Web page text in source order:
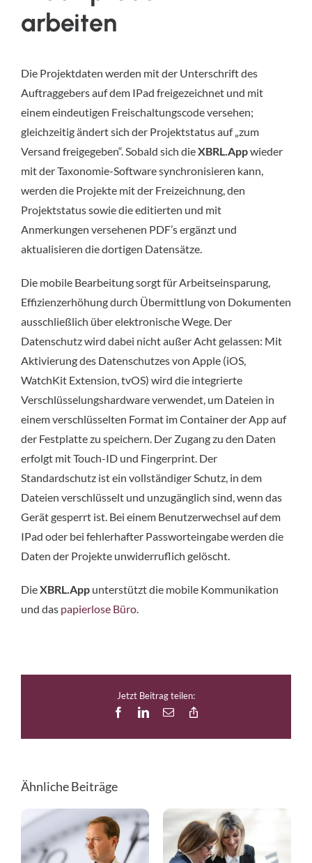
arbeiten
Die Projektdaten werden mit der Unterschrift des
Auftraggebers auf dem IPad freigezeichnet und mit
einem eindeutigen Freischaltungscode versehen;
gleichzeitig ändert sich der Projektstatus auf „zum
Versand freigegeben“. Sobald sich dieXBRL.Appwieder
mit der Taxonomie-Software synchronisieren kann,
werden die Projekte mit der Freizeichnung, den
Projektstatus sowie die editierten und mit
Anmerkungen versehenen PDF’s ergänzt und
aktualisieren die dortigen Datensätze.
Die mobile Bearbeitung sorgt für Arbeitseinsparung,
Effizienzerhöhung durch Übermittlung von Dokumenten
ausschließlich über elektronische Wege. Der
Datenschutz wird dabei nicht außer Acht gelassen: Mit
Aktivierung des Datenschutzes von Apple (iOS,
WatchKit Extension, tvOS) wird die integrierte
Verschlüsselungshardware verwendet, um Dateien in
einem verschlüsselten Format im Container der App auf
der Festplatte zu speichern. Der Zugang zu den Daten
erfolgt mit Touch-ID und Fingerprint. Der
Standardschutz ist ein vollständiger Schutz, in dem
Dateien verschlüsselt und unzugänglich sind, wenn das
Gerät gesperrt ist. Bei einem Benutzerwechsel auf dem
IPad oder bei fehlerhafter Passworteingabe werden die
Daten der Projekte unwiderruflich gelöscht.
DieXBRL.Appunterstützt die mobile Kommunikation
und das papierlose Büro.
Jetzt Beitrag teilen:
FacebookLinkedIn
E-
Ähnliche Beiträge